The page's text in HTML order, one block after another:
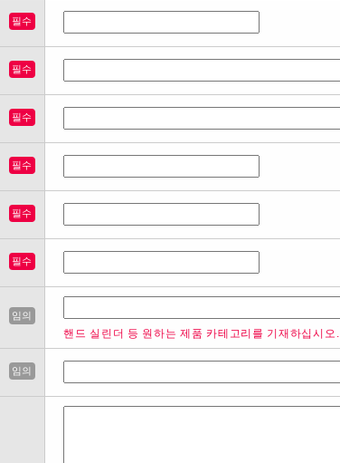
필수
필수
필수
필수
필수
필수
임의
핸드 실린더 등 원하는 제품 카테고리를 기재하십시오.
임의